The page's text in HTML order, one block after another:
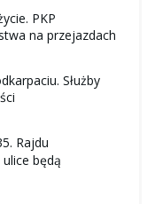
PKP
na przejazdach
Służby
Rajdu
będą